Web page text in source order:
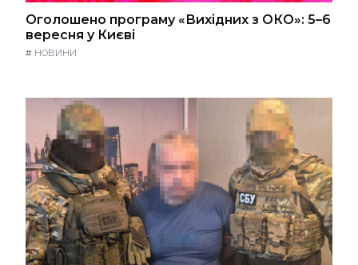
Оголошено програму «Вихідних з ОКО»: 5–6
вересня у Києві
# НОВИНИ